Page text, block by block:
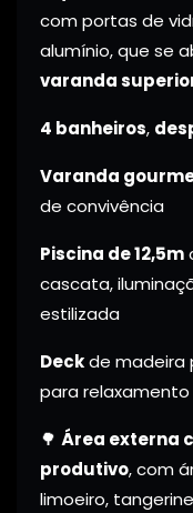
com portas de
alumínio, que se
varanda
4 banheiros,
Varanda
de convivência
Piscina de 12,5m
cascata,
estilizada
Deckde madeira
para relaxamento
🌳 Área externa
produtivo, com
limoeiro,